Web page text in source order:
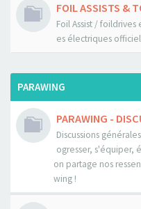
FOIL ASSISTS &
Foil Assist / foildrives
es électriques
PARAWING
PARAWING -
Discussions
ogresser, s'équiper,
on partage nos
wing !